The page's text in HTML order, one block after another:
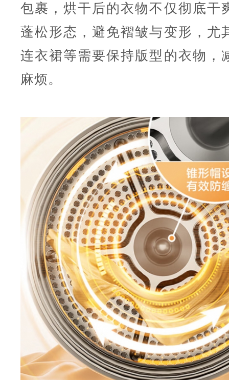
包裹，烘干后的衣物不仅彻底干
蓬松形态，避免褶皱与变形，尤
连衣裙等需要保持版型的衣物，
麻烦。